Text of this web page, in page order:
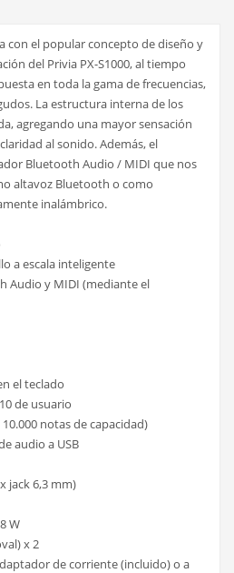
con el popular concepto de diseño y
del Privia PX-S1000, al tiempo
en toda la gama de frecuencias,
La estructura interna de los
agregando una mayor sensación
al sonido. Además, el
Bluetooth Audio / MIDI que nos
altavoz Bluetooth o como
inalámbrico.
a escala inteligente
Audio y MIDI (mediante el
el teclado
de usuario
notas de capacidad)
audio a USB
jack 6,3 mm)
W
x 2
de corriente (incluido) o a